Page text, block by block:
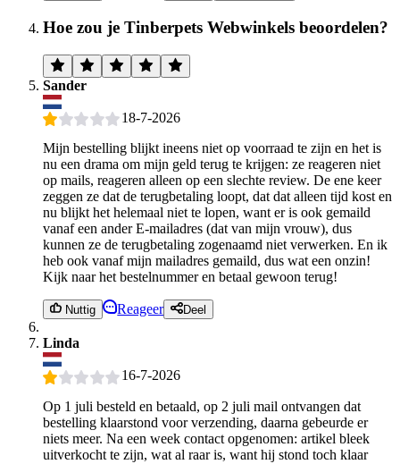
Hoe zou je Tinberpets Webwinkels beoordelen?
Sander
18-7-2026
Mijn bestelling blijkt ineens niet op voorraad te zijn en het is
nu een drama om mijn geld terug te krijgen: ze reageren niet
op mails, reageren alleen op een slechte review. De ene keer
zeggen ze dat de terugbetaling loopt, dat dat alleen tijd kost en
nu blijkt het helemaal niet te lopen, want er is ook gemaild
vanaf een ander E-mailadres (dat van mijn vrouw), dus
kunnen ze de terugbetaling zogenaamd niet verwerken. En ik
heb ook vanaf mijn mailadres gemaild, dus wat een onzin!
Kijk naar het bestelnummer en betaal gewoon terug!
Nuttig Reageer Deel
Linda
16-7-2026
Op 1 juli besteld en betaald, op 2 juli mail ontvangen dat
bestelling klaarstond voor verzending, daarna gebeurde er
niets meer. Na een week contact opgenomen: artikel bleek
uitverkocht te zijn, wat al raar is, want hij stond toch klaar